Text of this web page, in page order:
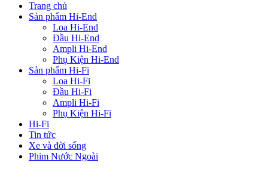
Trang chủ
Sản phẩm Hi-End
Loa Hi-End
Đầu Hi-End
Ampli Hi-End
Phụ Kiện Hi-End
Sản phẩm Hi-Fi
Loa Hi-Fi
Đầu Hi-Fi
Ampli Hi-Fi
Phụ Kiện Hi-Fi
Hi-Fi
Tin tức
Xe và đời sống
Phim Nước Ngoài